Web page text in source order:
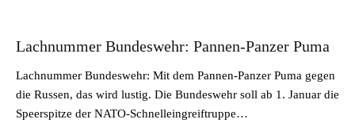
Lachnummer Bundeswehr: Pannen-Panzer Puma
Lachnummer Bundeswehr: Mit dem Pannen-Panzer Puma gegen
die Russen, das wird lustig. Die Bundeswehr soll ab 1. Januar die
Speerspitze der NATO-Schnelleingreiftruppe…